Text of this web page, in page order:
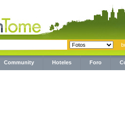
Community Hoteles Foro